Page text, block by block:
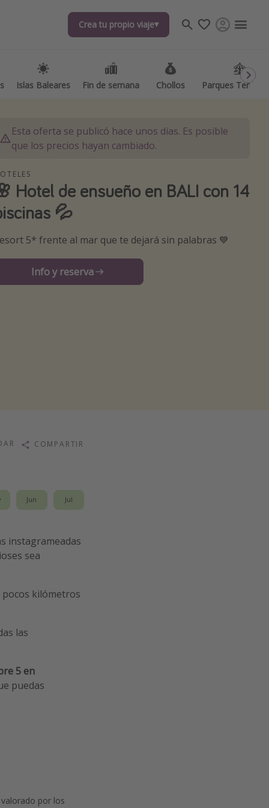
Crea tu propio viaje
Islas Baleares Fin de semana Chollos Parques
Crea tu propio viaje
Islas Baleares Fin de semana Chollos Parques
destinos
Esta oferta se publicó hace unos días. Es posible
que los precios hayan cambiado.
Hotel de ensueño en BALI con 14
💦
5* frente al mar que te dejará sin palabras 💙
Info y reserva
COMPARTIR
Jun Jul
instagrameadas
sea
kilómetros
las
5 en
puedas
por los